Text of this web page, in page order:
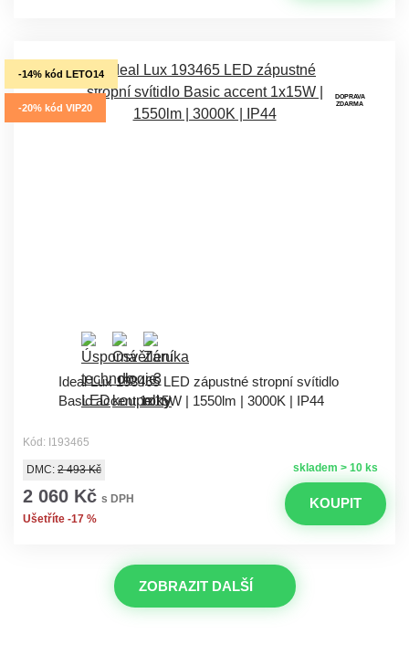
-14% kód LETO14
-20% kód VIP20
DOPRAVA
ZDARMA
Ideal Lux 193465 LED zápustné stropní svítidlo
Basic accent 1x15W | 1550lm | 3000K | IP44
Kód: I193465
skladem > 10 ks
DMC: 2 493 Kč
2 060 Kč s DPH
Ušetříte -17 %
KOUPIT
ZOBRAZIT DALŠÍ